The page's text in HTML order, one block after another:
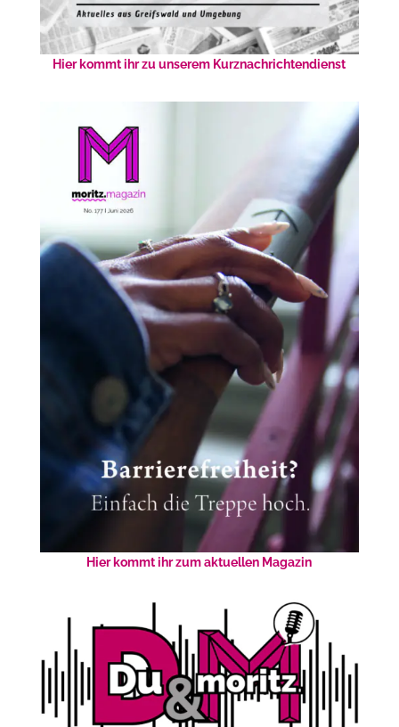
Hier kommt ihr zu unserem Kurznachrichtendienst
Hier kommt ihr zum aktuellen Magazin